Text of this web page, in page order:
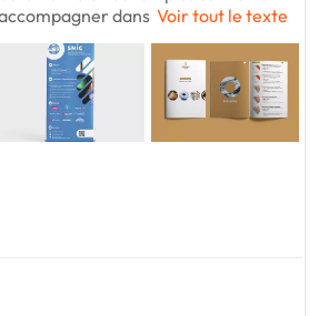
dans Voir tout le texte